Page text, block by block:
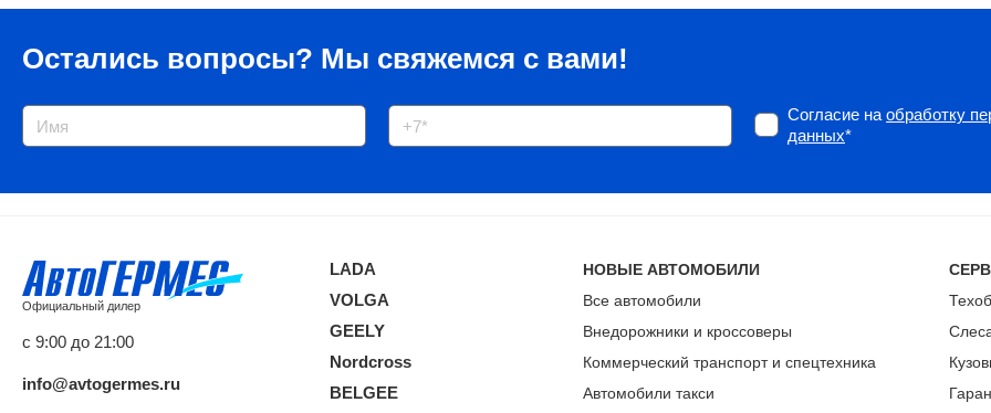
Остались вопросы? Мы свяжемся с вами!
Согласие на обработку
данных*
Официальный дилер
с 9:00 до 21:00
info@avtogermes.ru
LADA
VOLGA
GEELY
Nordcross
BELGEE
НОВЫЕ АВТОМОБИЛИ
Все автомобили
Внедорожники и кроссоверы
Коммерческий транспорт и спецтехника
Автомобили такси